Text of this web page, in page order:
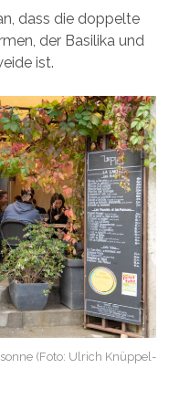
dass die doppelte
der Basilika und
ist.
(Foto: Ulrich Knüppel-